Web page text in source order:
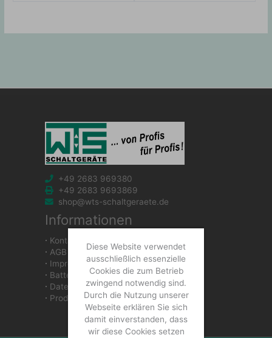
+49 2683 969380
+49 2683 9693869
shop@wts-schaltgeraete.de
Informationen
∙ Kontakt
∙ AGB
∙ Impressum
∙ Batteriegesetzhinweise
∙ Datenschutzerklärung
∙ Produkte
Diese Website verwendet
ausschließlich essenzielle
Cookies die zum Betrieb
zwingend notwendig sind.
Durch die Nutzung unserer
Webseite erklären Sie sich
damit einverstanden, dass
wir diese Cookies setzen